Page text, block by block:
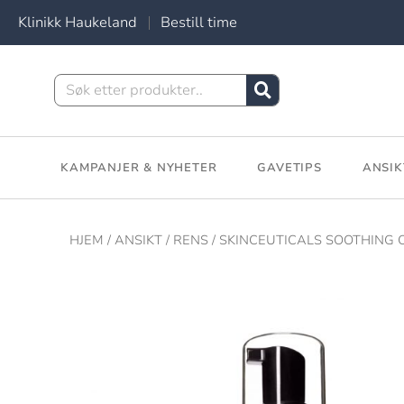
Klinikk Haukeland Bestill time
KAMPANJER & NYHETER GAVETIPS
HJEM /ANSIKT / RENS / SKINCEUTICALS SOOTHING